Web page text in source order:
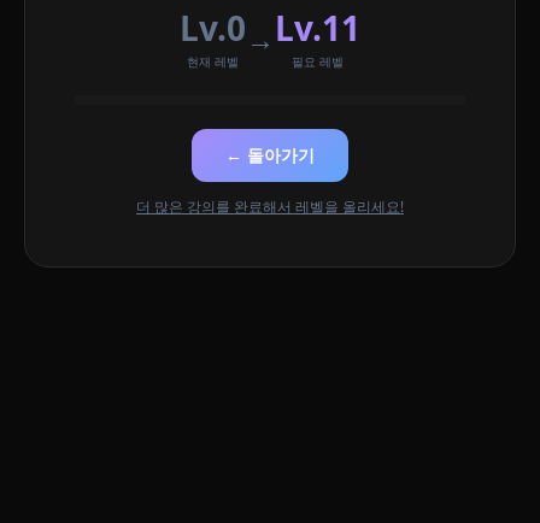
Lv.0
현재 레벨
→ Lv.11
필요 레벨
← 돌아가기
더 많은 강의를 완료해서 레벨을 올리세요!